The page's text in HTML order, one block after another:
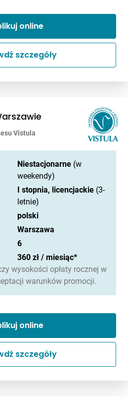
online
szczegóły
Vistula
Niestacjonarne (w
weekendy)
I stopnia, licencjackie (3-
letnie)
polski
Warszawa
6
360 zł / miesiąc*
wysokości opłaty rocznej w
warunków promocji.
online
szczegóły